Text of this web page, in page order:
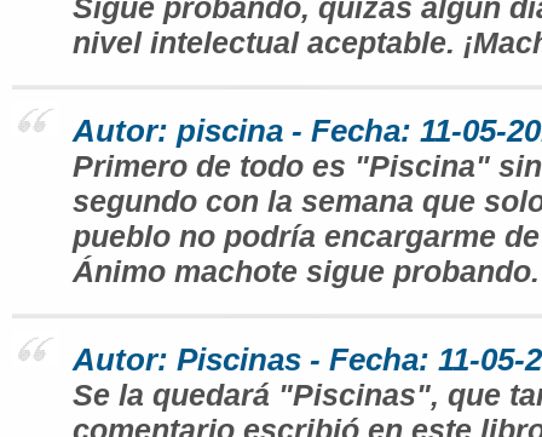
Sigue probando, quizás algún
nivel intelectual aceptable.
Autor: piscina - Fecha: 11-05-
Primero de todo es "Piscina"
segundo con la semana que
pueblo no podría encargarme
Ánimo machote sigue probando.
Autor: Piscinas - Fecha: 11-05-
Se la quedará "Piscinas", que
comentario escribió en este